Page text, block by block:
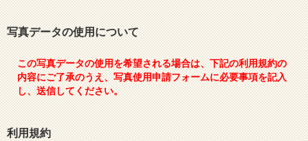
写真データの使用について
この写真データの使用を希望される場合は、下記の利用規約の
内容にご了承のうえ、写真使用申請フォームに必要事項を記入
し、送信してください。
利用規約